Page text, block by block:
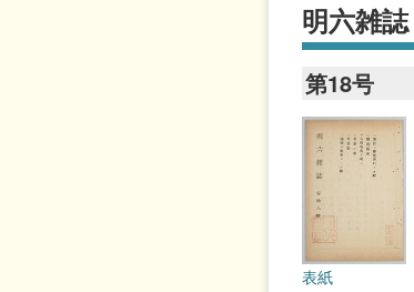
明六雑誌
第18号
表紙